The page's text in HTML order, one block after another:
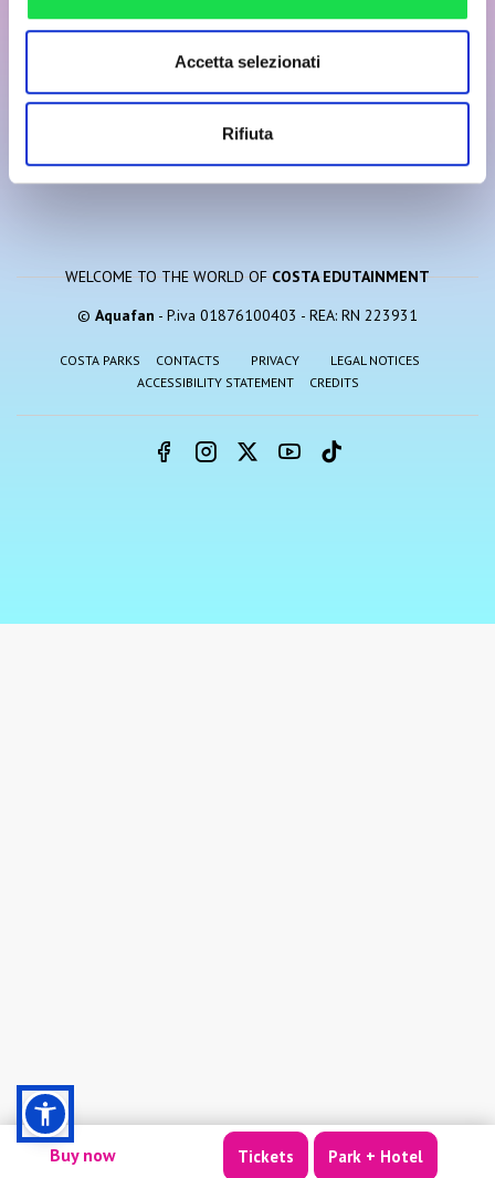
Accetta selezionati
Rifiuta
WELCOME TO THE WORLD OFCOSTA EDUTAINMENT
© Aquafan - P.iva 01876100403 - REA: RN 223931
COSTA PARKS CONTACTS PRIVACY
LEGAL NOTICES
ACCESSIBILITY STATEMENT
CREDITS
Buy now Tickets Park + Hotel